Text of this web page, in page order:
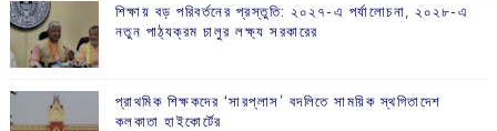
শিক্ষায় বড় পরিবর্তনের প্রস্তুতি: ২০২৭-এ পর্যালোচনা, ২০২৮-এ
নতুন পাঠ্যক্রম চালুর লক্ষ্য সরকারের
প্রাথমিক শিক্ষকদের ‘সারপ্লাস’ বদলিতে সাময়িক স্থগিতাদেশ
কলকাতা হাইকোর্টের